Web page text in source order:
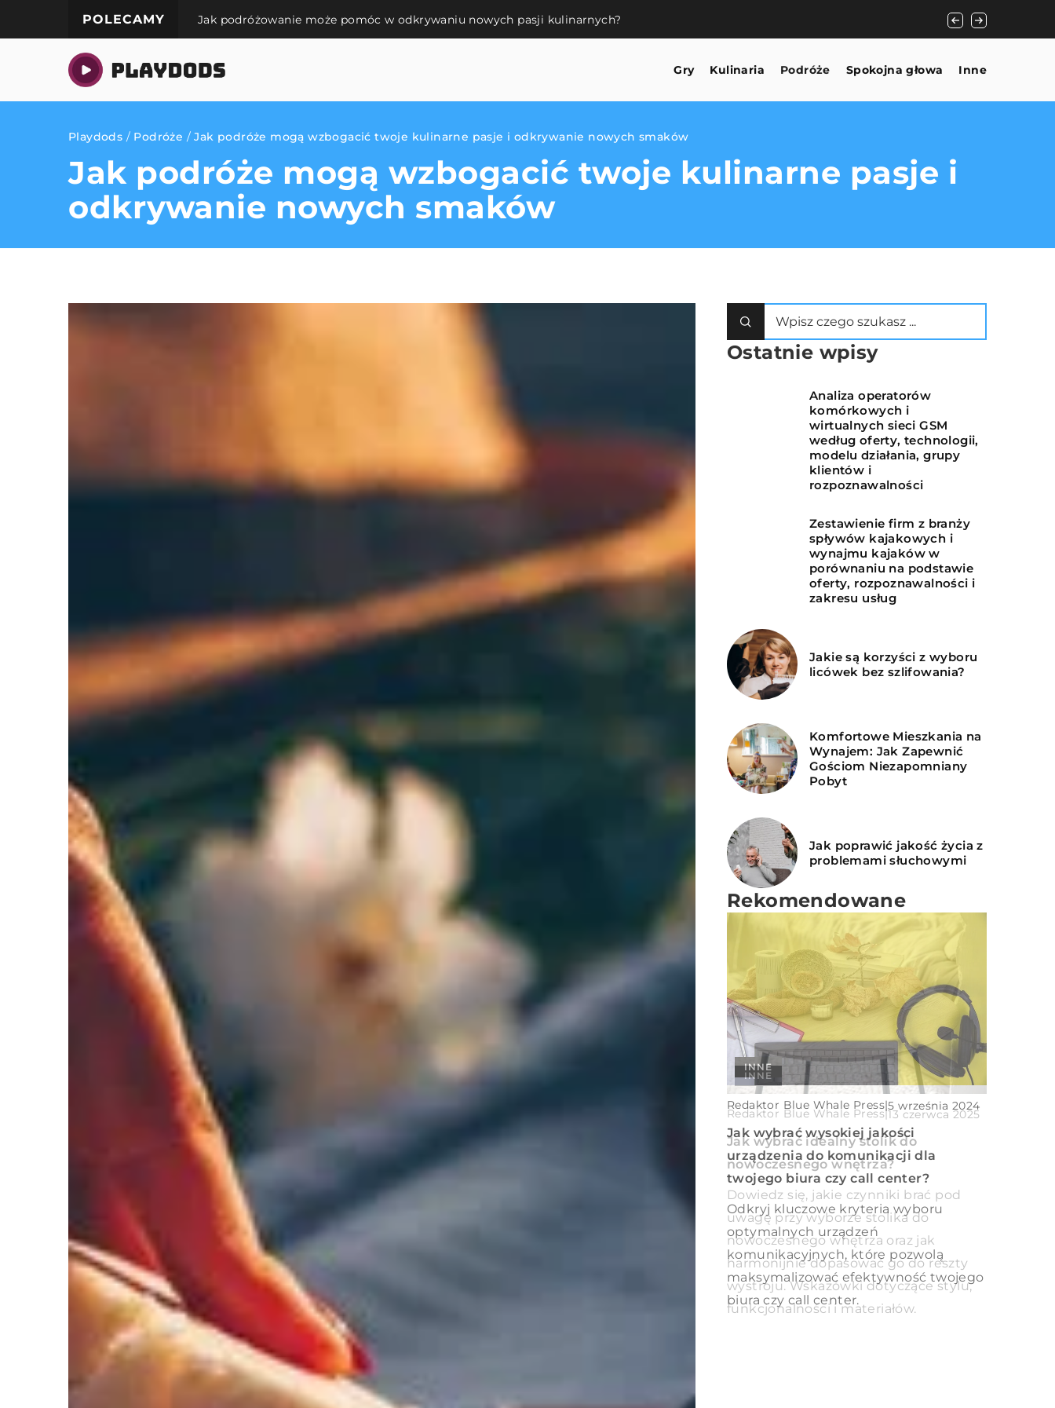
POLECAMY Jak podróżowanie może pomóc w odkrywaniu nowych pasji kulinarnych? Jak nowoczesne
Gry Kulinaria Podróże Spokojna głowa Inne
Playdods / Podróże /Jak podróże mogą wzbogacić twoje kulinarne pasje i odkrywanie nowych smaków
Jak podróże mogą wzbogacić twoje kulinarne pasje i
odkrywanie nowych smaków
Ostatnie wpisy
Analiza operatorów
komórkowych i
wirtualnych sieci GSM
według oferty, technologii,
modelu działania, grupy
klientów i
rozpoznawalności
Zestawienie firm z branży
spływów kajakowych i
wynajmu kajaków w
porównaniu na podstawie
oferty, rozpoznawalności i
zakresu usług
Jakie są korzyści z wyboru
licówek bez szlifowania?
Komfortowe Mieszkania na
Wynajem: Jak Zapewnić
Gościom Niezapomniany
Pobyt
Jak poprawić jakość życia z
problemami słuchowymi
Rekomendowane
SPOKOJNA GŁOWA
playdods 29 marca 2023
Zmęczenie nie daje spokoju?
Sprawdź, jak temu zaradzić!
Nasze życie często toczy się w tak
zawrotnym tempie, że w pewnym
momencie sami przestajemy za nim
nadążać. Każdego dnia […]
INNE
Redaktor Blue Whale Press|5 września 2024
Jak wybrać wysokiej jakości
urządzenia do komunikacji dla
twojego biura czy call center?
Odkryj kluczowe kryteria wyboru
optymalnych urządzeń
komunikacyjnych, które pozwolą
maksymalizować efektywność twojego
biura czy call center.
INNE
Redaktor Blue Whale Press|13 czerwca 2025
Jak wybrać idealny stolik do
nowoczesnego wnętrza?
Dowiedz się, jakie czynniki brać pod
uwagę przy wyborze stolika do
nowoczesnego wnętrza oraz jak
harmonijnie dopasować go do reszty
wystroju. Wskazówki dotyczące stylu,
funkcjonalności i materiałów.